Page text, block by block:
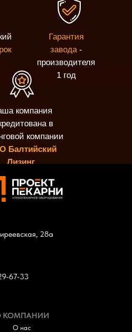
компания
в
компании
Балтийский
Лизинг.
Гарантия
завода-
производителя
1 год
28а
67-33
КОМПАНИИ
О нас